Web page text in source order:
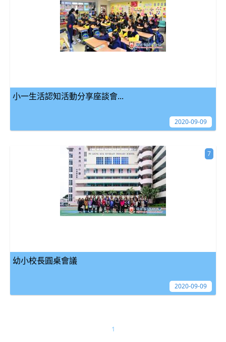
小一生活認知活動分享座談會...
2020-09-09
幼小校長圓桌會議
7
2020-09-09
1